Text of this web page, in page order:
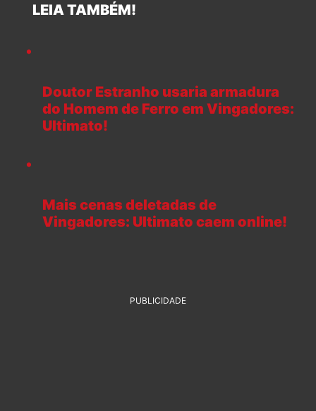
LEIA TAMBÉM!
Doutor Estranho usaria armadura
do Homem de Ferro em Vingadores:
Ultimato!
Mais cenas deletadas de
Vingadores: Ultimato caem online!
PUBLICIDADE